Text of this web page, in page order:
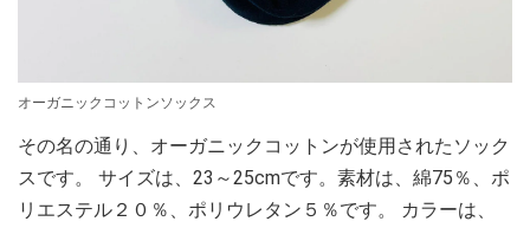
オーガニックコットンソックス
その名の通り、オーガニックコットンが使用されたソック
スです。 サイズは、23～25cmです。素材は、綿75％、ポ
リエステル２０％、ポリウレタン５％です。 カラーは、